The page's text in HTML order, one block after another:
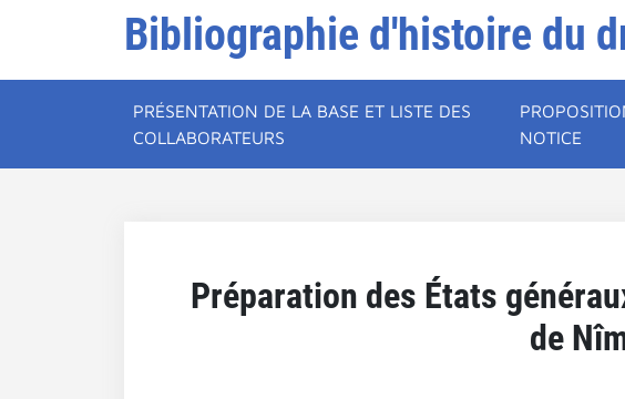
Bibliographie d'histoire du
PRÉSENTATION DE LA BASE ET LISTE DES
COLLABORATEURS
NOTICE
Préparation des États
de